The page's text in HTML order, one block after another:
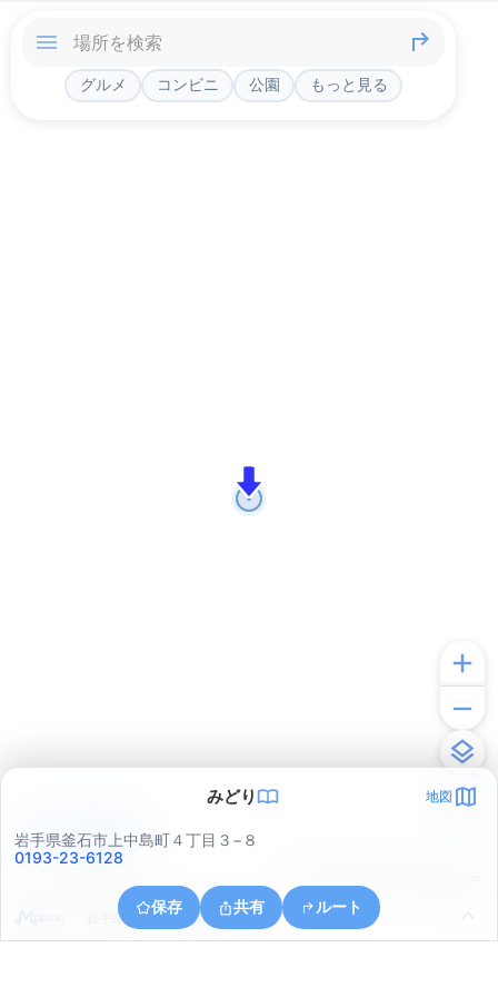
グルメ コンビニ 公園 もっと見る
みどり 地図
岩手県釜石市上中島町４丁目３−８
0193-23-6128
保存 共有 ルート
岩手県釜石市釜石第１２地割
アプリで見る